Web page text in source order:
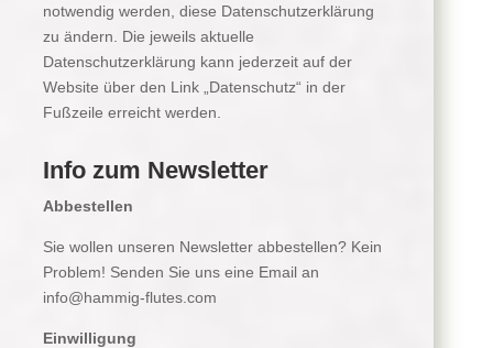
notwendig werden, diese Datenschutzerklärung
zu ändern. Die jeweils aktuelle
Datenschutzerklärung kann jederzeit auf der
Website über den Link „Datenschutz“ in der
Fußzeile erreicht werden.
Info zum Newsletter
Abbestellen
Sie wollen unseren Newsletter abbestellen? Kein
Problem! Senden Sie uns eine Email an
info@hammig-flutes.com
Einwilligung